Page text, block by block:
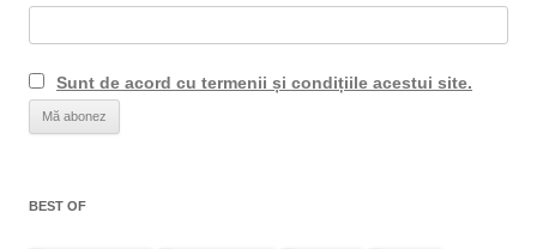
Sunt de acord cu termenii și condițiile acestui site.
BEST OF